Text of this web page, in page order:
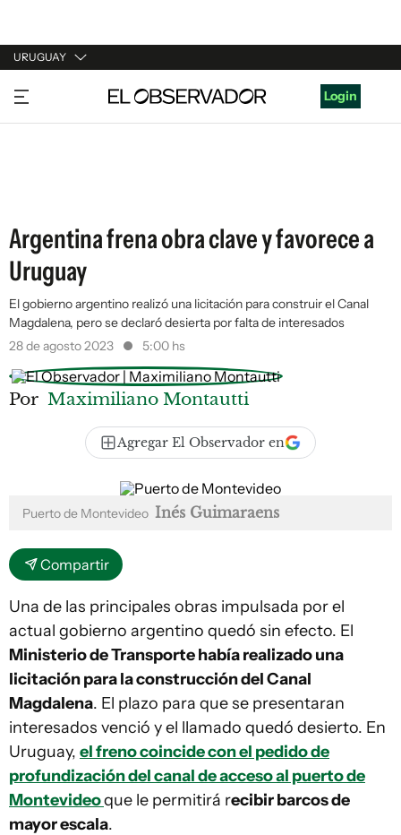
URUGUAY
URUGUAY
ARGENTINA
Login
Argentina frena obra clave y favorece a
Uruguay
El gobierno argentino realizó una licitación para construir el Canal
Magdalena, pero se declaró desierta por falta de interesados
28 de agosto 2023
5:00 hs
Por Maximiliano Montautti
Agregar El Observador en
Puerto de Montevideo Inés Guimaraens
Compartir
Una de las principales obras impulsada por el
actual gobierno argentino quedó sin efecto. El
Ministerio de Transporte había realizado una
licitación para la construcción del Canal
Magdalena. El plazo para que se presentaran
interesados venció y el llamado quedó desierto. En
Uruguay, el freno coincide con el pedido de
profundización del canal de acceso al puerto de
Montevideoque le permitirá recibir barcos de
mayor escala.